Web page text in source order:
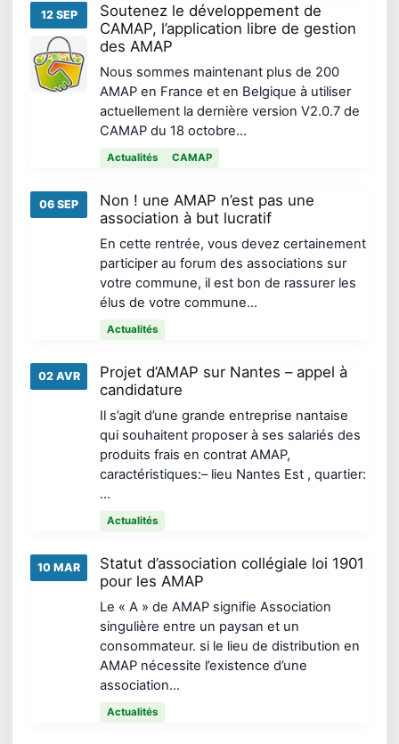
12 SEP
Soutenez le développement de
CAMAP, l’application libre de gestion
des AMAP
Nous sommes maintenant plus de 200
AMAP en France et en Belgique à utiliser
actuellement la dernière version V2.0.7 de
CAMAP du 18 octobre…
Actualités CAMAP
06 SEP
Non ! une AMAP n’est pas une
association à but lucratif
En cette rentrée, vous devez certainement
participer au forum des associations sur
votre commune, il est bon de rassurer les
élus de votre commune…
Actualités
02 AVR
Projet d’AMAP sur Nantes – appel à
candidature
Il s’agit d’une grande entreprise nantaise
qui souhaitent proposer à ses salariés des
produits frais en contrat AMAP,
caractéristiques:– lieu Nantes Est , quartier:
…
Actualités
10 MAR
Statut d’association collégiale loi 1901
pour les AMAP
Le « A » de AMAP signifie Association
singulière entre un paysan et un
consommateur. si le lieu de distribution en
AMAP nécessite l’existence d’une
association…
Actualités